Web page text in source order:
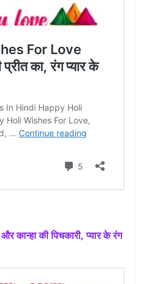
कान्हा की पिचकारी, प्यार के रंग